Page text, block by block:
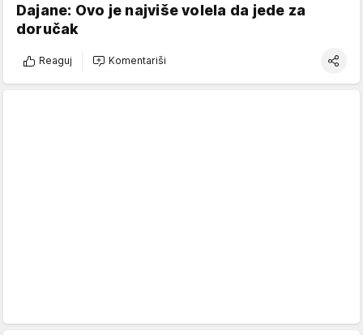
Dajane: Ovo je najviše volela da jede za
doručak
Reaguj Komentariši